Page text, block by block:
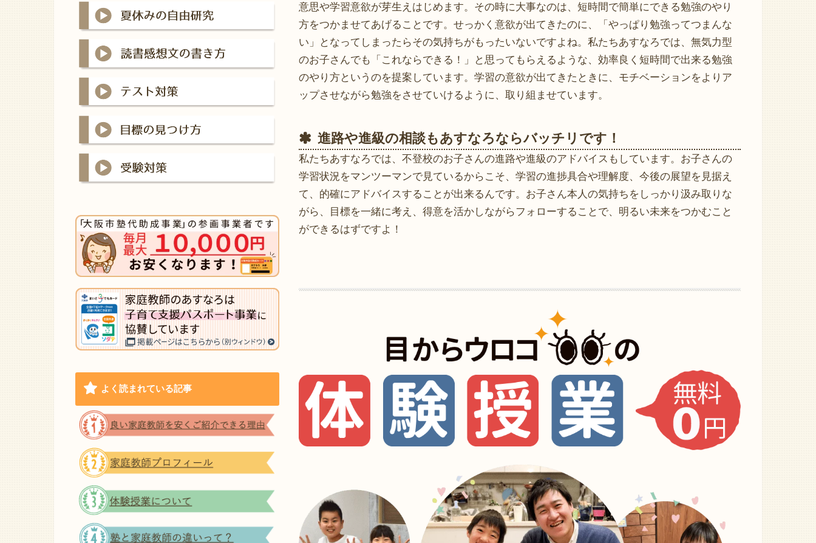
意思や学習意欲が芽生えはじめます。その時に大事なのは、短時間で簡単にできる勉強のやり
方をつかませてあげることです。せっかく意欲が出てきたのに、「やっぱり勉強ってつまんな
い」となってしまったらその気持ちがもったいないですよね。私たちあすなろでは、無気力型
のお子さんでも「これならできる！」と思ってもらえるような、効率良く短時間で出来る勉強
のやり方というのを提案しています。学習の意欲が出てきたときに、モチベーションをよりア
ップさせながら勉強をさせていけるように、取り組ませています。
進路や進級の相談もあすなろならバッチリです！
私たちあすなろでは、不登校のお子さんの進路や進級のアドバイスもしています。お子さんの
学習状況をマンツーマンで見ているからこそ、学習の進捗具合や理解度、今後の展望を見据え
て、的確にアドバイスすることが出来るんです。お子さん本人の気持ちをしっかり汲み取りな
がら、目標を一緒に考え、得意を活かしながらフォローすることで、明るい未来をつかむこと
ができるはずですよ！
よく読まれている記事